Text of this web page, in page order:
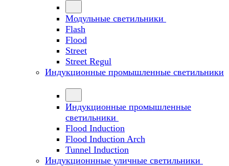
Модульные светильники
Flash
Flood
Street
Street Regul
Индукционные промышленные светильники
Индукционные промышленные
светильники
Flood Induction
Flood Induction Arch
Tunnel Induction
Индукционнные уличные светильники